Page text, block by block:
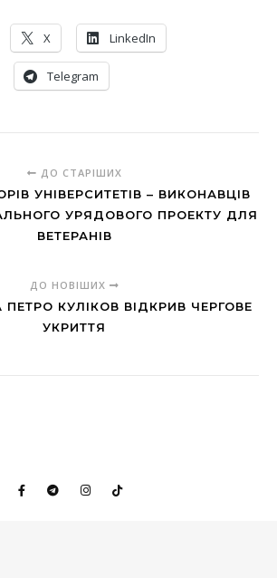
X LinkedIn
Telegram
ДО СТАРІШИХ
УНІВЕРСИТЕТІВ – ВИКОНАВЦІВ
УРЯДОВОГО ПРОЕКТУ ДЛЯ
ВЕТЕРАНІВ
ДО НОВІШИХ
ПЕТРО КУЛІКОВ ВІДКРИВ ЧЕРГОВЕ
УКРИТТЯ